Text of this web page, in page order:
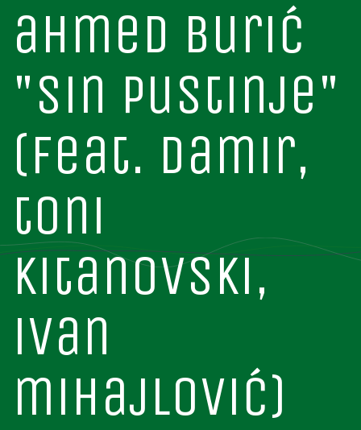
ahmed burić
"sin pustinje"
(feat. damir,
toni
kitanovski,
ivan
mihajlović)